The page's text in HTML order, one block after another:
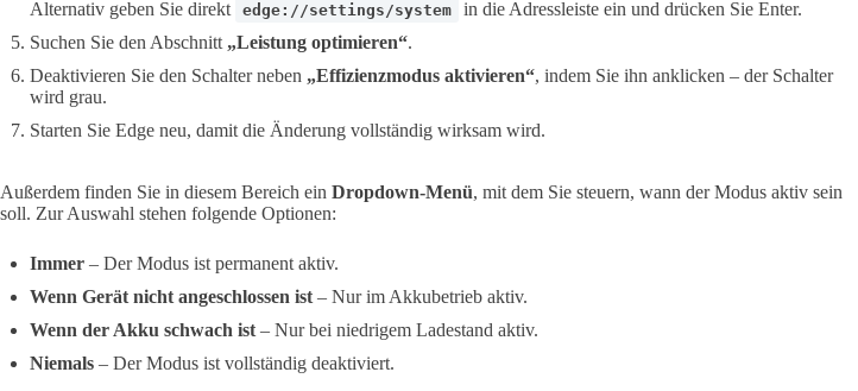
Alternativ geben Sie direkt
edge://settings/system
in die Adressleiste ein und drücken Sie Enter.
Suchen Sie den Abschnitt „Leistung optimieren“.
Deaktivieren Sie den Schalter neben „Effizienzmodus aktivieren“, indem Sie ihn anklicken – der Schalter
wird grau.
Starten Sie Edge neu, damit die Änderung vollständig wirksam wird.
Außerdem finden Sie in diesem Bereich ein Dropdown-Menü, mit dem Sie steuern, wann der Modus aktiv sein
soll. Zur Auswahl stehen folgende Optionen:
Immer – Der Modus ist permanent aktiv.
Wenn Gerät nicht angeschlossen ist – Nur im Akkubetrieb aktiv.
Wenn der Akku schwach ist – Nur bei niedrigem Ladestand aktiv.
Niemals – Der Modus ist vollständig deaktiviert.